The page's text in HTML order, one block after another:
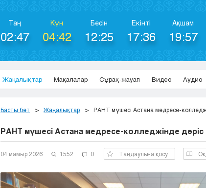
Таң
02:47
Күн
04:42
Бесін
12:25
Екінті
17:36
Ақшам
19:57
Жаңалықтар Мақалалар Сұрақ-жауап Видео Аудио
Басты бет Жаңалықтар РАНТ мүшесі Астана медресе-
РАНТ мүшесі Астана медресе-колледжінде
04 мамыр 2026 1552 0 Таңдаулыға қосу